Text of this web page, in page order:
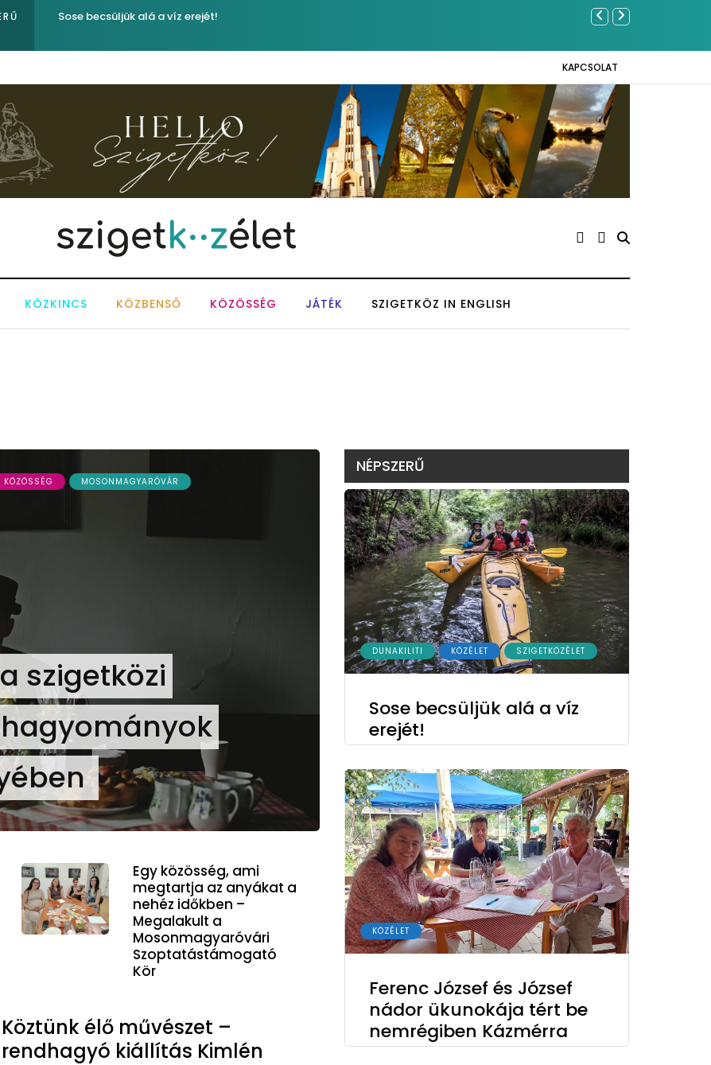
Ferenc József és József nádor ükunokája tért be nemrégiben Kázmérra
KAPCSOLAT
KÖZKINCS KÖZBENSŐ KÖZÖSSÉG JÁTÉK SZIGETKÖZ IN ENGLISH
KÖZÖSSÉG MOSONMAGYARÓVÁR
szigetközi
Egy közösség, ami
megtartja az anyákat a
nehéz időkben –
Megalakult a
Mosonmagyaróvári
Szoptatástámogató
Kör
Köztünk élő művészet –
rendhagyó kiállítás Kimlén
NÉPSZERŰ
DUNAKILITI KÖZÉLET SZIGETKÖZÉLET
Sose becsüljük alá a víz
erejét!
KÖZÉLET
Ferenc József és József
nádor ükunokája tért be
nemrégiben Kázmérra